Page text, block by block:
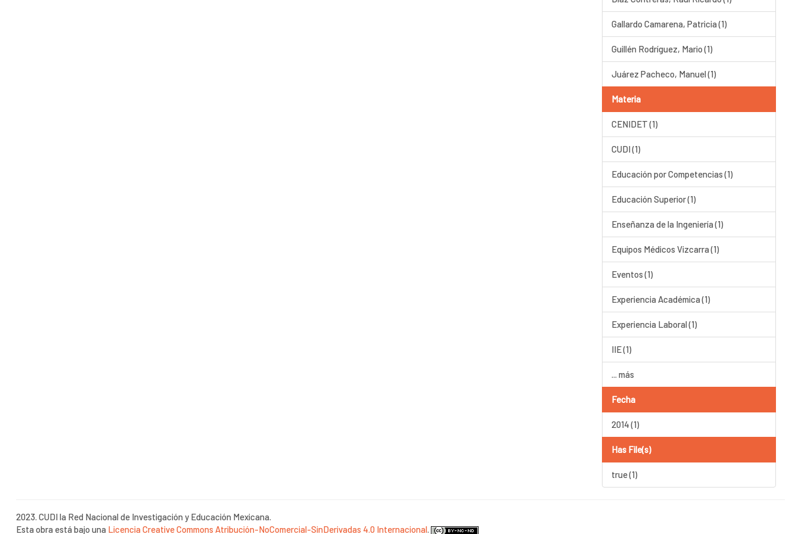
Gallardo Camarena, Patricia (1)
Guillén Rodríguez, Mario (1)
Juárez Pacheco, Manuel (1)
Materia
CENIDET (1)
CUDI (1)
Educación por Competencias (1)
Educación Superior (1)
Enseñanza de la Ingeniería (1)
Equipos Médicos Vizcarra (1)
Eventos (1)
Experiencia Académica (1)
Experiencia Laboral (1)
IIE (1)
... más
Fecha
2014 (1)
Has File(s)
true (1)
2023. CUDI la Red Nacional de Investigación y Educación Mexicana.
Esta obra está bajo una Licencia Creative Commons Atribución-NoComercial-SinDerivadas 4.0 Internacional.